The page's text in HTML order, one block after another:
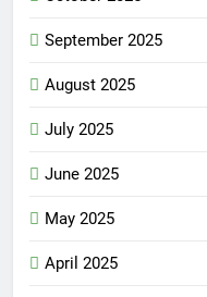
September 2025
August 2025
July 2025
June 2025
May 2025
April 2025